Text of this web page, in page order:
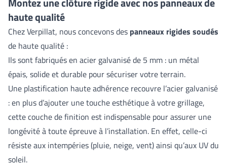
haute qualité
Chez Verpillat, nous concevons des panneaux rigides soudés
de haute qualité :
Ils sont fabriqués en acier galvanisé de 5 mm : un métal
épais, solide et durable pour sécuriser votre terrain.
Une plastification haute adhérence recouvre l’acier galvanisé
: en plus d’ajouter une touche esthétique à votre grillage,
cette couche de finition est indispensable pour assurer une
longévité à toute épreuve à l’installation. En effet, celle-ci
résiste aux intempéries (pluie, neige, vent) ainsi qu’aux UV du
soleil.